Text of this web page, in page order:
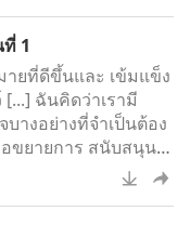
ครัวเรา นี่คือสัตว์ที่
รได้รับสิทธิ พวกเขา
จิตสำนึก และสมควร
เช่นเดียวกับที่เรามี
ารพพวกเขาในฐานะ
1
ายที่ดีขึ้นและ เข้มแข็ง
ฉันคิดว่าเรามี
บางอย่างที่จำเป็นต้อง
อขยายการ สนับสนุน
ะฉันเชื่อว่าเราจะไป